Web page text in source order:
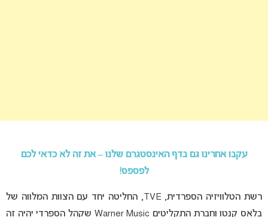
עקבו אחרינו גם בדף האינסטגרם שלנו – את זה לא כדאי לכם
לפספס!
רשת הטלוויזיה הספרדית, TVE, החליטה יחד עם הצוות המלווה של
בלאס קנטו וחברת התקליטים Warner Music שקהל הספרדי יהיה זה